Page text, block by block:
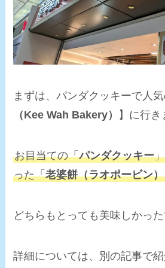
まずは、パンダクッキーで人
（Kee Wah Bakery）
】に行き
お目当ての「パンダクッキー
った「老婆餅（ラオポービン）
どちらもとっても美味しかった
詳細については、別の記事で紹